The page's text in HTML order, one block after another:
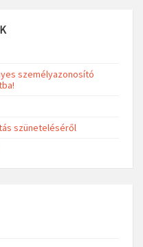
személyazonosító
szüneteléséről